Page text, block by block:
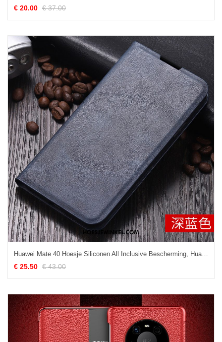
€ 20.00 € 37.00
Huawei Mate 40 Hoesje Siliconen All Inclusive Bescherming, Huawei Mate 40 Hoesje Clamshell Eenvoudige
€ 25.50 € 43.00